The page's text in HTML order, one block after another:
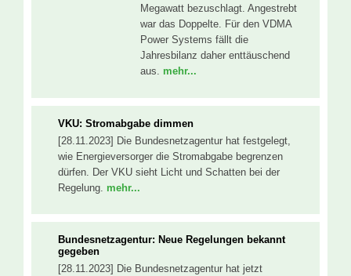
Megawatt bezuschlagt. Angestrebt
war das Doppelte. Für den VDMA
Power Systems fällt die
Jahresbilanz daher enttäuschend
aus. mehr...
VKU: Stromabgabe dimmen
[28.11.2023] Die Bundesnetzagentur hat festgelegt,
wie Energieversorger die Stromabgabe begrenzen
dürfen. Der VKU sieht Licht und Schatten bei der
Regelung. mehr...
Bundesnetzagentur: Neue Regelungen bekannt
gegeben
[28.11.2023] Die Bundesnetzagentur hat jetzt